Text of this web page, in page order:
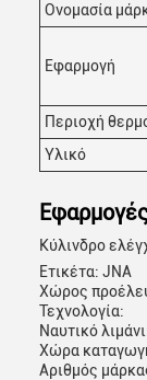
Ονομασία
Εφαρμογή
Περιοχή
Υλικό
Κύλινδρο
Ετικέτα: JNA
Χώρος
Τεχνολογία:
Ναυτικό
Χώρα
Αριθμός